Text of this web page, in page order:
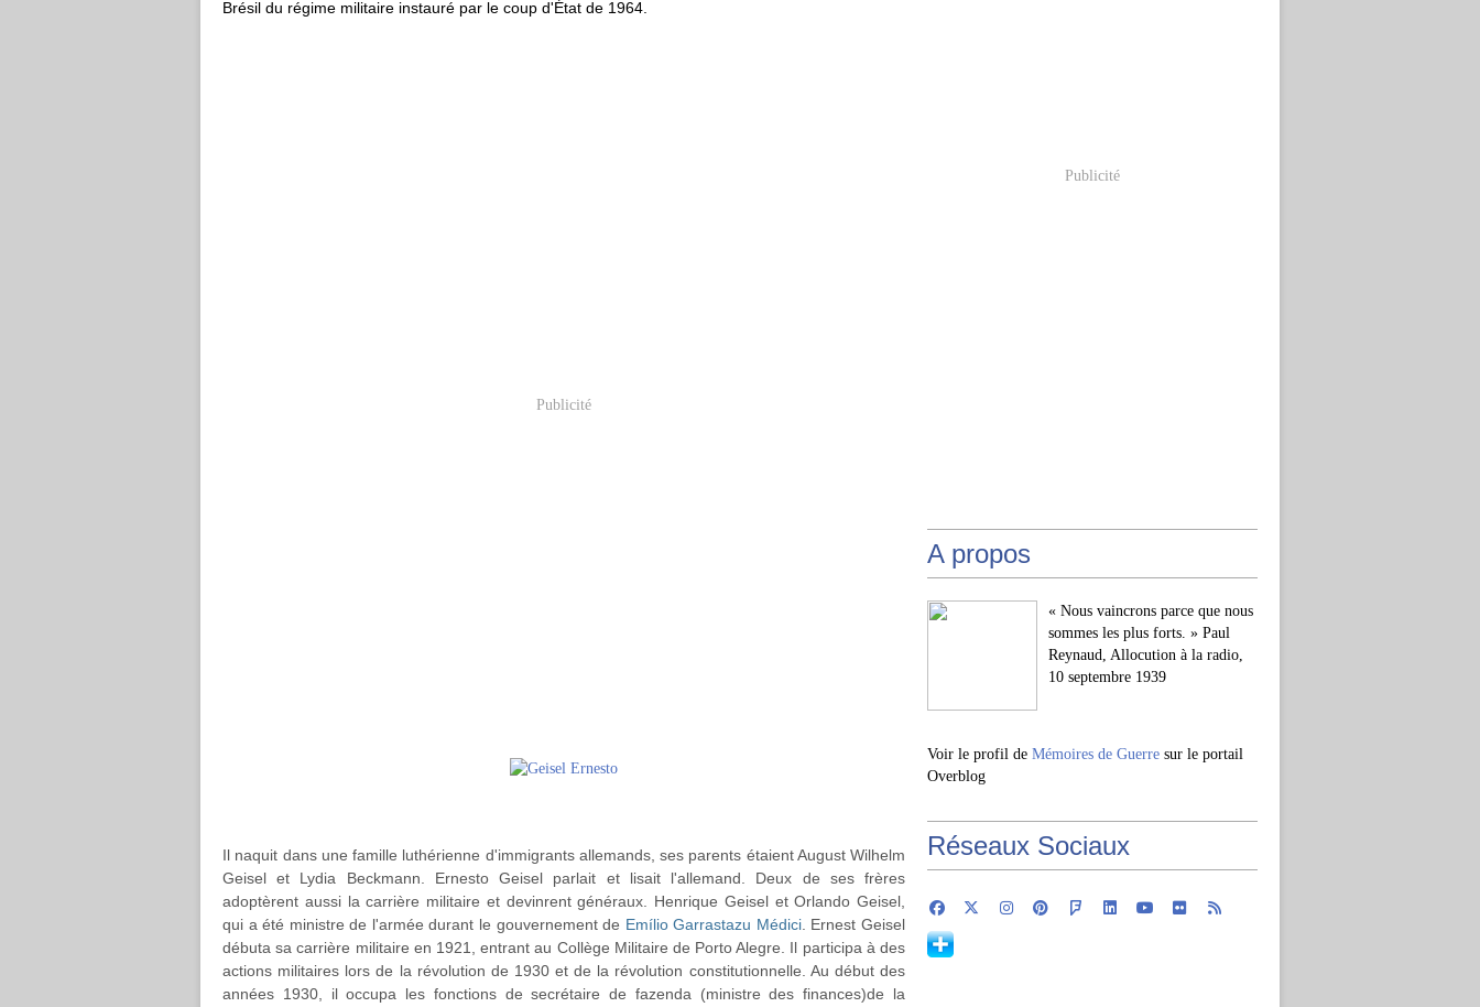
Brésil du régime militaire instauré par le coup d'État de 1964.
Publicité
Il naquit dans une famille luthérienne d'immigrants allemands, ses parents étaient August Wilhelm
Geisel et Lydia Beckmann. Ernesto Geisel parlait et lisait l'allemand. Deux de ses frères
adoptèrent aussi la carrière militaire et devinrent généraux. Henrique Geisel et Orlando Geisel,
qui a été ministre de l'armée durant le gouvernement de Emílio Garrastazu Médici. Ernest Geisel
débuta sa carrière militaire en 1921, entrant au Collège Militaire de Porto Alegre. Il participa à des
actions militaires lors de la révolution de 1930 et de la révolution constitutionnelle. Au début des
années 1930, il occupa les fonctions de secrétaire de fazenda (ministre des finances)de la
Publicité
A propos
« Nous vaincrons parce que nous
sommes les plus forts. » Paul
Reynaud, Allocution à la radio,
10 septembre 1939
Voir le profil de Mémoires de Guerre sur le portail
Overblog
Réseaux Sociaux